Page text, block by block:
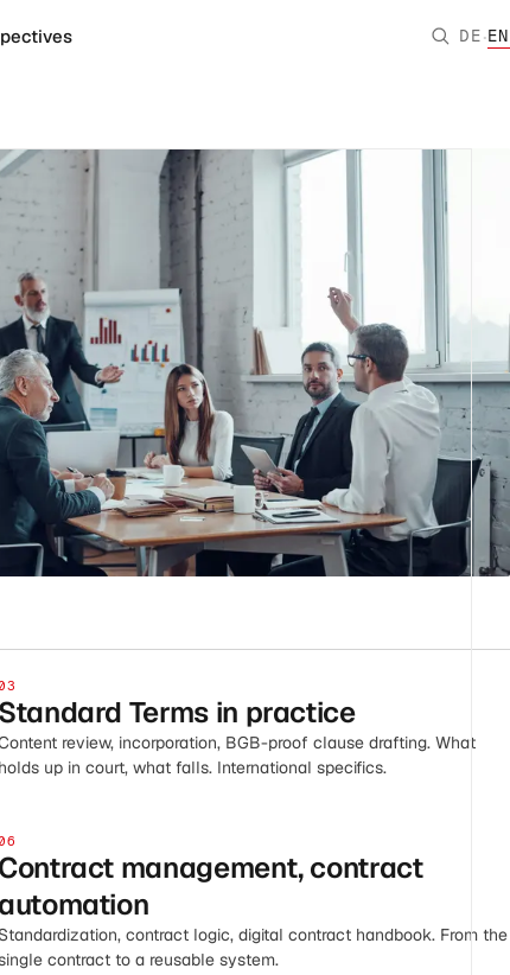
DE·EN
Standard Terms in practice
review, incorporation, BGB-proof clause drafting. What
holds up in court, what falls. International specifics.
Contract management, contract
automation
Standardization, contract logic, digital contract handbook. From the
contract to a reusable system.